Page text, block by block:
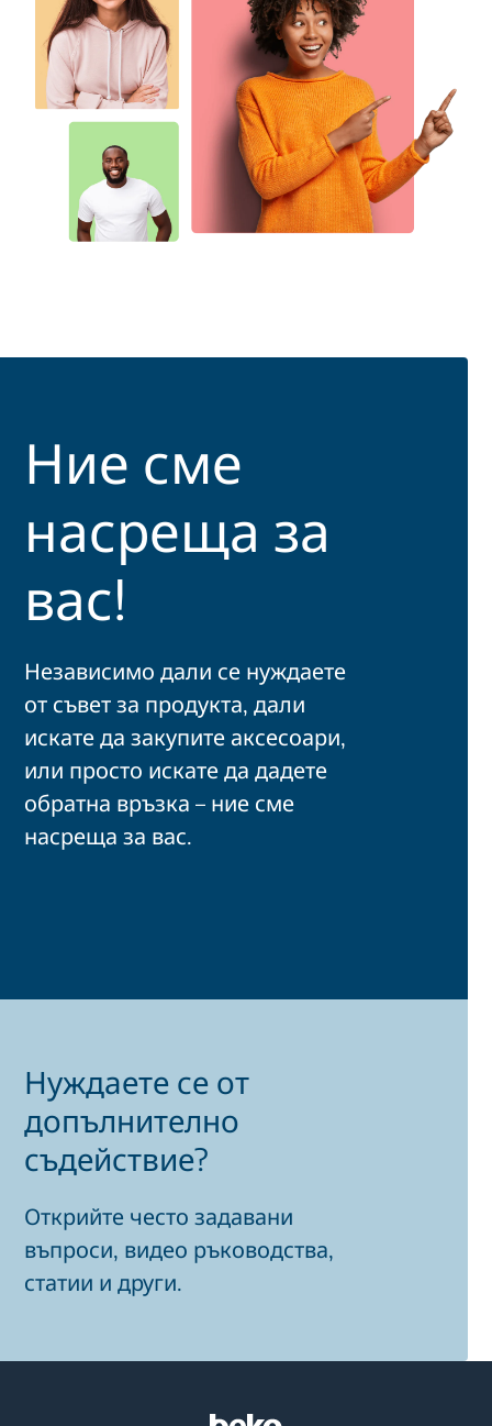
Ние сме
насреща за
вас!
Независимо дали се нуждаете
от съвет за продукта, дали
искате да закупите аксесоари,
или просто искате да дадете
обратна връзка – ние сме
насреща за вас.
Нуждаете се от
допълнително
съдействие?
Открийте често задавани
въпроси, видео ръководства,
статии и други.